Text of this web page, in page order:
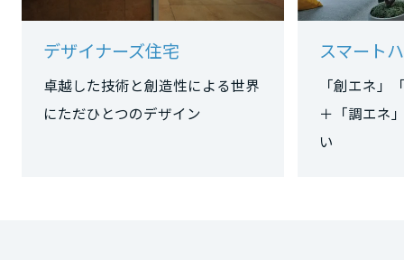
デザイナーズ住宅
卓越した技術と創造性による世界
にただひとつのデザイン
スマート
「創エネ」
＋「調エネ
い
和歌山県
鳥取県